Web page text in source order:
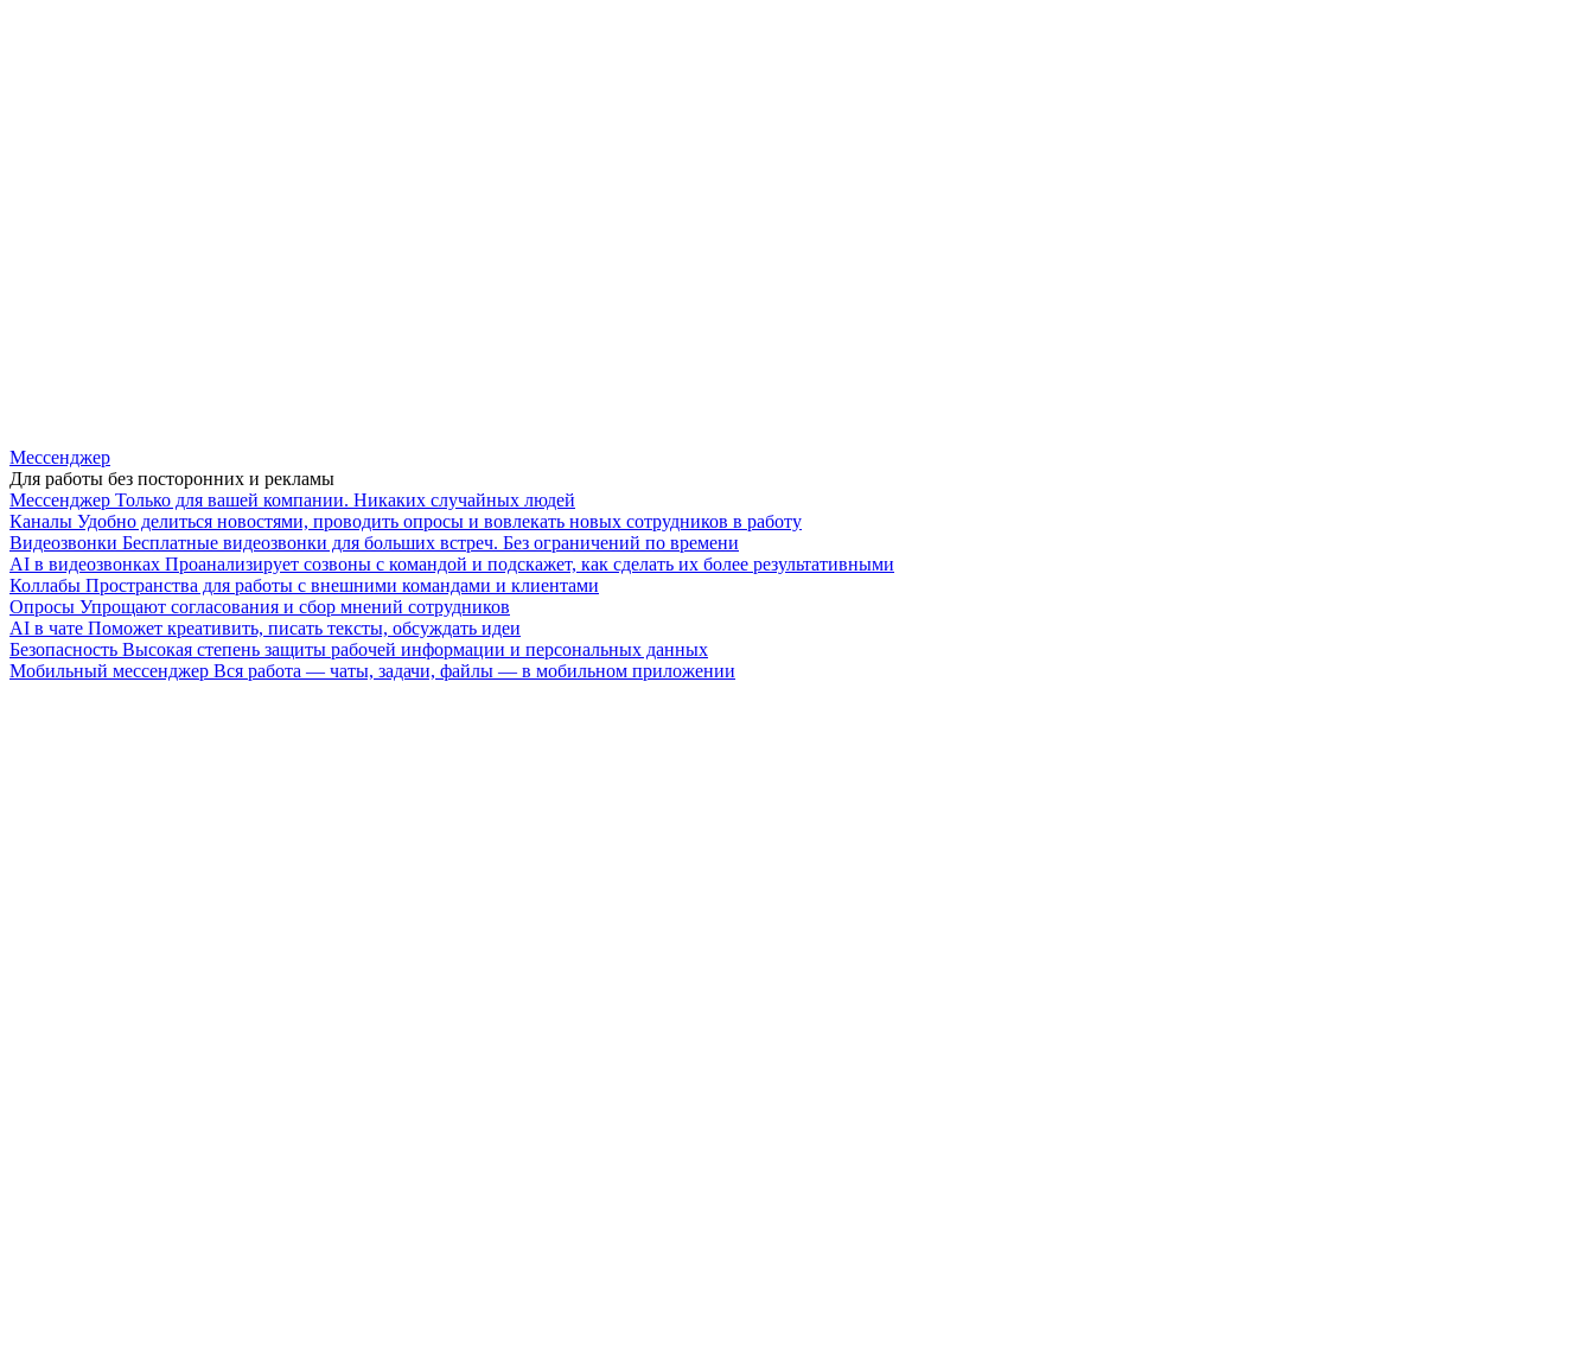
Мессенджер
Для работы без посторонних и рекламы
Мессенджер Только для вашей компании. Никаких случайных людей
Каналы Удобно делиться новостями, проводить опросы и вовлекать новых сотрудников в работу
Видеозвонки Бесплатные видеозвонки для больших встреч. Без ограничений по времени
AI в видеозвонках Проанализирует созвоны с командой и подскажет, как сделать их более результативными
Коллабы Пространства для работы с внешними командами и клиентами
Опросы Упрощают согласования и сбор мнений сотрудников
AI в чате Поможет креативить, писать тексты, обсуждать идеи
Безопасность Высокая степень защиты рабочей информации и персональных данных
Мобильный мессенджер Вся работа — чаты, задачи, файлы — в мобильном приложении